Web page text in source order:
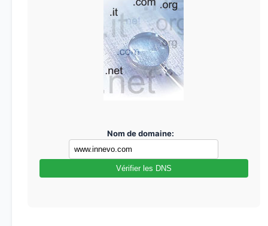
Nom de domaine:
Vérifier les DNS